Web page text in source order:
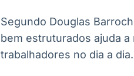
Segundo Douglas
bem estruturados ajuda
trabalhadores no dia a dia.